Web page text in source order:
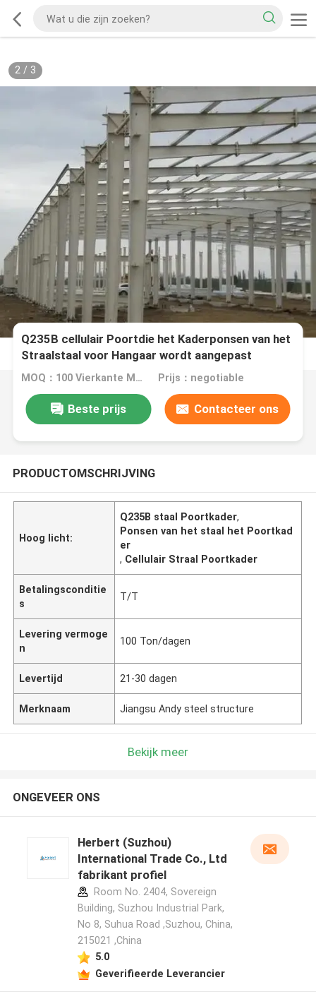
2/ 3
Q235B cellulair Poortdie het Kaderponsen van het
Straalstaal voor Hangaar wordt aangepast
MOQ：100 Vierkante Meters Prijs：negotiable
Beste prijs Contacteer ons
PRODUCTOMSCHRIJVING
Hoog licht:
Q235B staal Poortkader,
Ponsen van het staal het Poortkad
er
, Cellulair Straal Poortkader
Betalingsconditie
s
T/T
Levering vermoge
n
100 Ton/dagen
Levertijd 21-30 dagen
Merknaam Jiangsu Andy steel structure
Bekijk meer
ONGEVEER ONS
Herbert (Suzhou)
International Trade Co., Ltd
fabrikant profiel
Room No. 2404, Sovereign
Building, Suzhou Industrial Park,
No 8, Suhua Road ,Suzhou, China,
215021 ,China
5.0
Geverifieerde Leverancier